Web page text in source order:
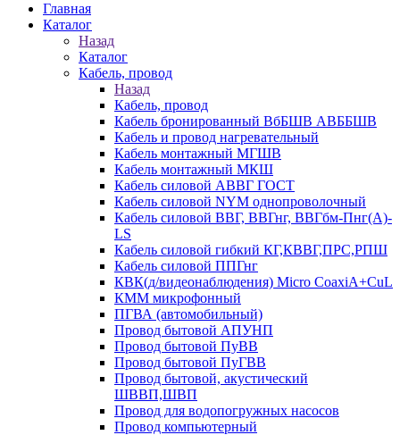
Главная
Каталог
Назад
Каталог
Кабель, провод
Назад
Кабель, провод
Кабель бронированный ВбБШВ АВББШВ
Кабель и провод нагревательный
Кабель монтажный МГШВ
Кабель монтажный МКШ
Кабель силовой АВВГ ГОСТ
Кабель силовой NYM однопроволочный
Кабель силовой ВВГ, ВВГнг, ВВГбм-Пнг(А)-
LS
Кабель силовой гибкий КГ,КВВГ,ПРС,РПШ
Кабель силовой ППГнг
КВК(д/видеонаблюдения) Micro CoaxiA+CuL
КММ микрофонный
ПГВА (автомобильный)
Провод бытовой АПУНП
Провод бытовой ПуВВ
Провод бытовой ПуГВВ
Провод бытовой, акустический
ШВВП,ШВП
Провод для водопогружных насосов
Провод компьютерный